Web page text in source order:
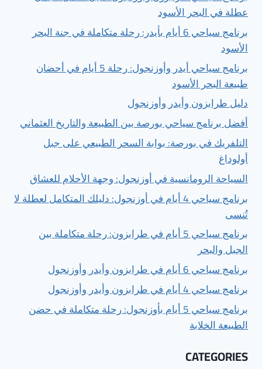
عطلة في البحر الأسود
برنامج سياحي 6 أيام بأيدر: رحلة متكاملة في جنة البحر
الأسود
برنامج سياحي أيدر وأوزنجول: رحلة 5 أيام في أحضان
طبيعة البحر الأسود
دليل طرابزون وأيدر وأوزنجول
أفضل برنامج سياحي بورصة بين الطبيعة والتاريخ العثماني
التلفريك في بورصة: بوابة السحر الطبيعي على جبل
أولوداغ
السياحة الرومانسية في أوزنجول: وجهة الأحلام للعشاق
برنامج سياحي 4 أيام في أوزنجول: دليلك المتكامل لعطلة لا
تُنسى
برنامج سياحي 5 أيام في طرابزون: رحلة متكاملة بين
الجبل والبحر
برنامج سياحي 6 أيام في طرابزون وأيدر وأوزنجول
برنامج سياحي 4 أيام في طرابزون وأيدر وأوزنجول
برنامج سياحي 5 أيام بأوزنجول: رحلة متكاملة في حضن
الطبيعة الخلابة
CATEGORIES